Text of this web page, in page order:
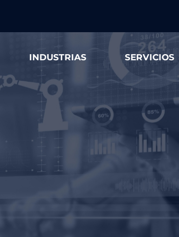
INDUSTRIAS SERVICIOS